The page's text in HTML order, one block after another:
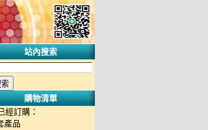
站內搜索
購物清單
經訂購：
產品